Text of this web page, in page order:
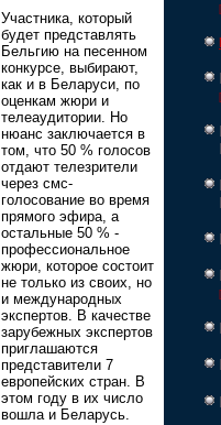
Участника, который
будет представлять
Бельгию на песенном
конкурсе, выбирают,
как и в Беларуси, по
оценкам жюри и
телеаудитории. Но
нюанс заключается в
том, что 50 % голосов
отдают телезрители
через смс-
голосование во время
прямого эфира, а
остальные 50 % -
профессиональное
жюри, которое состоит
не только из своих, но
и международных
экспертов. В качестве
зарубежных экспертов
приглашаются
представители 7
европейских стран. В
этом году в их число
вошла и Беларусь.